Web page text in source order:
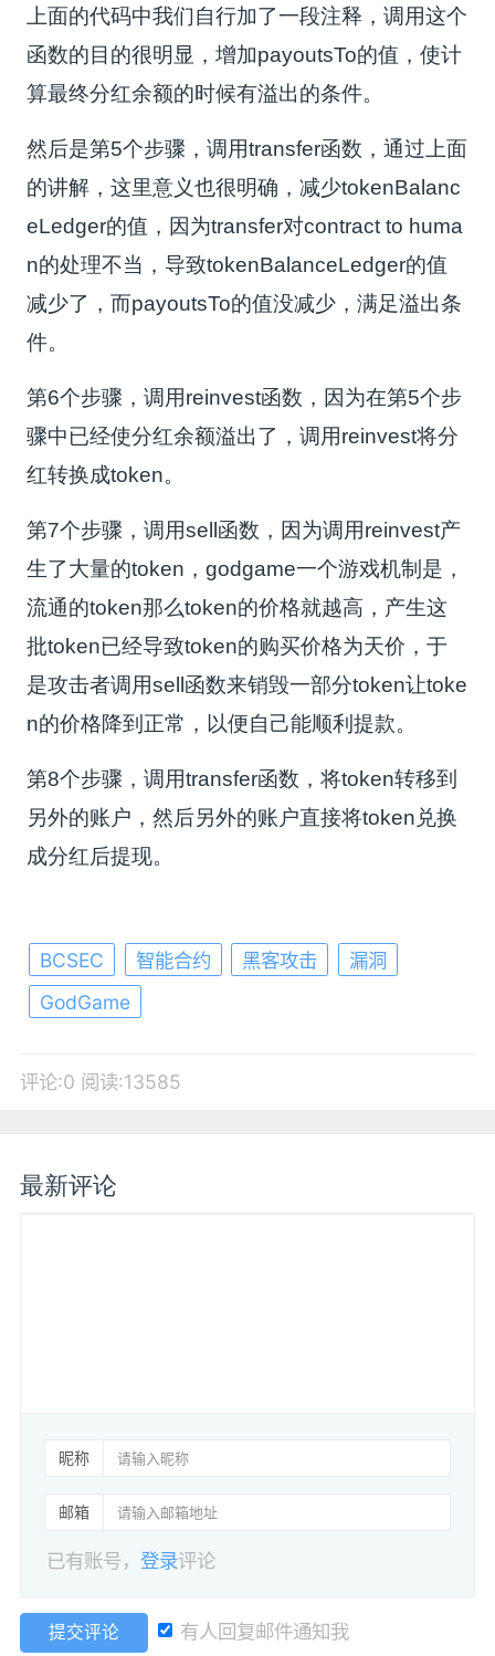
上面的代码中我们自行加了一段注释，调用这个
函数的目的很明显，增加payoutsTo的值，使计
算最终分红余额的时候有溢出的条件。
然后是第5个步骤，调用transfer函数，通过上面
的讲解，这里意义也很明确，减少tokenBalanc
eLedger的值，因为transfer对contract to huma
n的处理不当，导致tokenBalanceLedger的值
减少了，而payoutsTo的值没减少，满足溢出条
件。
第6个步骤，调用reinvest函数，因为在第5个步
骤中已经使分红余额溢出了，调用reinvest将分
红转换成token。
第7个步骤，调用sell函数，因为调用reinvest产
生了大量的token，godgame一个游戏机制是，
流通的token那么token的价格就越高，产生这
批token已经导致token的购买价格为天价，于
是攻击者调用sell函数来销毁一部分token让toke
n的价格降到正常，以便自己能顺利提款。
第8个步骤，调用transfer函数，将token转移到
另外的账户，然后另外的账户直接将token兑换
成分红后提现。
BCSEC 智能合约 黑客攻击
漏洞
GodGame
评论:0 阅读:13585
最新评论
昵称
邮箱
已有账号，登录评论
提交评论 有人回复邮件通知我